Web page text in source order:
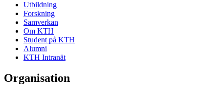
Utbildning
Forskning
Samverkan
Om KTH
Student på KTH
Alumni
KTH Intranät
Organisation